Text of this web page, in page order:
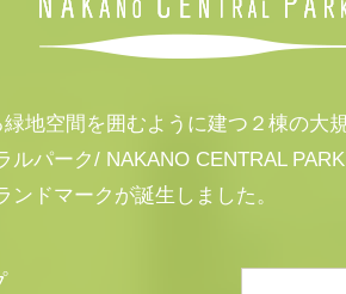
地空間を囲むように建つ２棟の大
ルパーク/ NAKANO CENTRAL
ンドマークが誕生しました。